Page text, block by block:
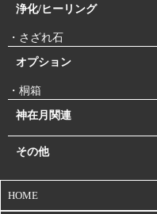
浄化/ヒーリング
・さざれ石
オプション
・桐箱
神在月関連
その他
HOME